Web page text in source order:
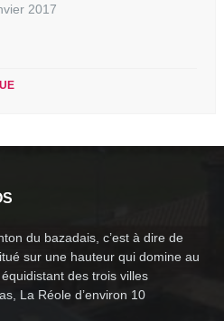
2017
du bazadais, c’est à dire de
sur une hauteur qui domine au
des trois villes
La Réole d’environ 10